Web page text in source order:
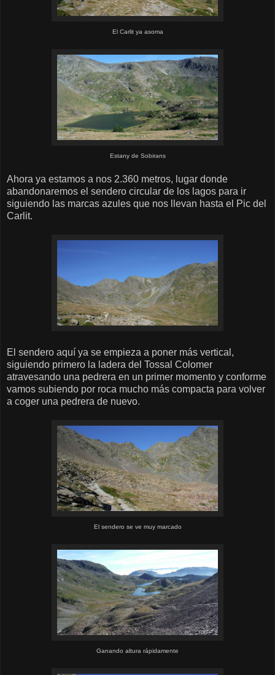
El Carlit ya asoma
Estany de Sobirans
Ahora ya estamos a nos 2.360 metros, lugar donde
abandonaremos el sendero circular de los lagos para ir
siguiendo las marcas azules que nos llevan hasta el Pic del
Carlit.
El sendero aquí ya se empieza a poner más vertical,
siguiendo primero la ladera del Tossal Colomer
atravesando una pedrera en un primer momento y conforme
vamos subiendo por roca mucho más compacta para volver
a coger una pedrera de nuevo.
El sendero se ve muy marcado
Ganando altura rápidamente